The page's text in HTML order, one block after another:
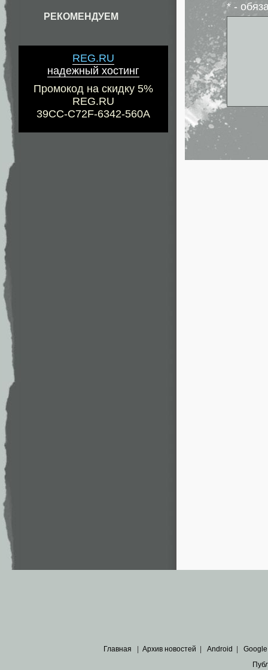
РЕКОМЕНДУЕМ
REG.RU
надежный хостинг
Промокод на скидку 5%
REG.RU
39CC-C72F-6342-560A
* -
Главная Архив новостей Android Google